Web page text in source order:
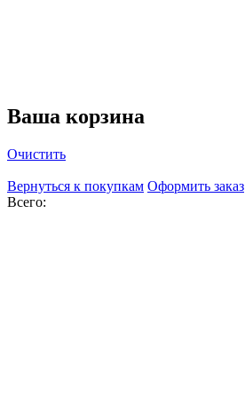
Ваша корзина
Очистить
Вернуться к покупкам Оформить заказ
Всего: